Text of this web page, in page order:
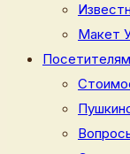
Макет
Посетителям